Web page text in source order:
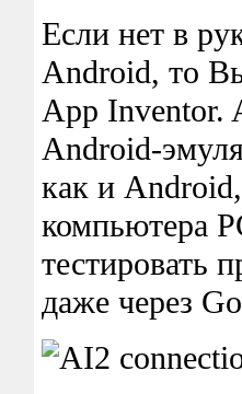
Если нет в
Android, то
App Inventor.
Android-
как и
компьютера
тестировать
даже через